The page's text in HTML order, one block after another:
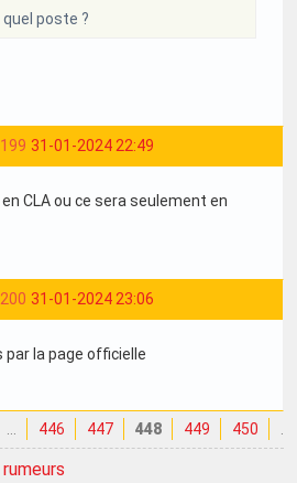
quel poste ?
31-01-2024 22:49
CLA ou ce sera seulement en
31-01-2024 23:06
par la page officielle
446 447 448 449 450